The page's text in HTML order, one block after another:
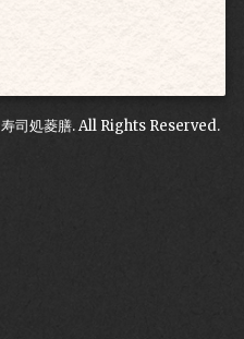
寿司処菱膳. All Rights Reserved.